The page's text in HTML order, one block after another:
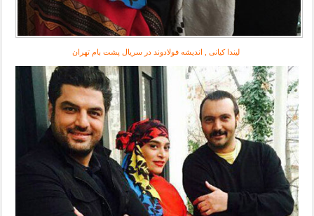
لیندا کیانی , اندیشه فولادوند در سریال پشت بام تهران